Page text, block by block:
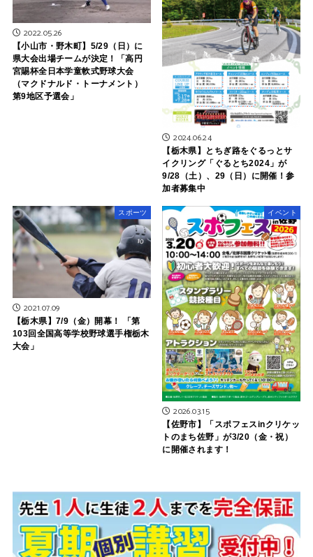
2022.05.26
【小山市・野木町】5/29（日）に
県大会出場チームが決定！「高円
宮賜杯全日本学童軟式野球大会
（マクドナルド・トーナメント）
第9地区予選会」
2024.06.24
【栃木県】とちぎ路をぐるっとサ
イクリング「ぐるとち2024」が
9/28（土）、29（日）に開催！参
加者募集中
スポーツ
2021.07.09
【栃木県】7/9（金）開幕！ 「第
103回全国高等学校野球選手権栃木
大会」
イベント
2026.03.15
【佐野市】「スポフェスinクリケッ
トのまち佐野」が3/20（金・祝）
に開催されます！